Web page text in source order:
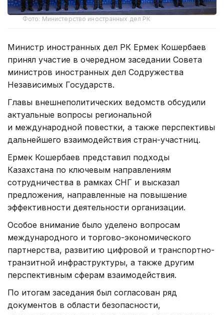
Фото: Министерство иностранных дел РК
Министр иностранных дел РК Ермек Кошербаев
принял участие в очередном заседании Совета
министров иностранных дел Содружества
Независимых Государств.
Главы внешнеполитических ведомств обсудили
актуальные вопросы региональной
и международной повестки, а также перспективы
дальнейшего взаимодействия стран-участниц.
Ермек Кошербаев представил подходы
Казахстана по ключевым направлениям
сотрудничества в рамках СНГ и высказал
предложения, направленные на повышение
эффективности деятельности организации.
Особое внимание было уделено вопросам
международного и торгово-экономического
партнерства, развитию цифровой и транспортно-
транзитной инфраструктуры, а также другим
перспективным сферам взаимодействия.
По итогам заседания был согласован ряд
документов в области безопасности,